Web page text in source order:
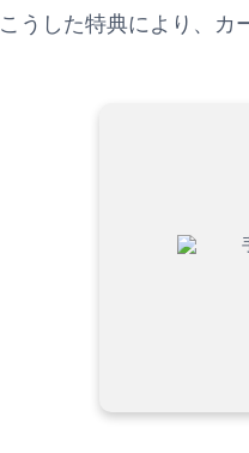
こうした特典により、カ